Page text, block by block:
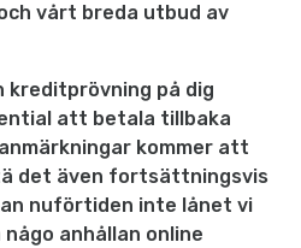
vårt breda utbud av
kreditprövning på dig
att betala tillbaka
kommer att
det även fortsättningsvis
nuförtiden inte lånet vi
anhållan online